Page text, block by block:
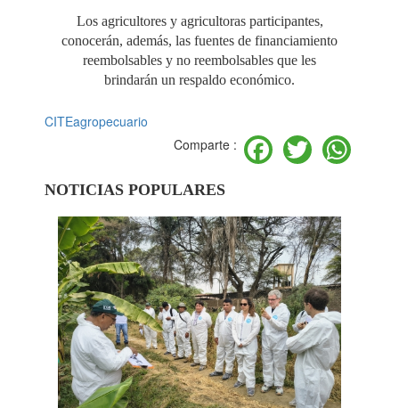
Los agricultores y agricultoras participantes,
conocerán, además, las fuentes de financiamiento
reembolsables y no reembolsables que les
brindarán un respaldo económico.
CITEagropecuario
Comparte :
Facebook
Twitter
NOTICIAS POPULARES